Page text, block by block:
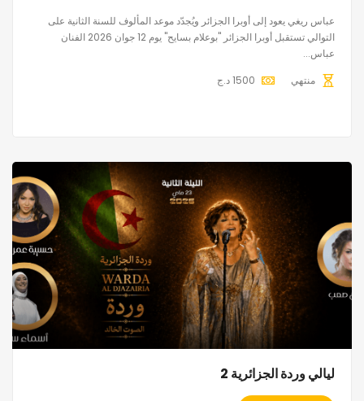
عباس ريغي يعود إلى أوبرا الجزائر ويُجدّد موعد المألوف للسنة الثانية على
التوالي تستقبل أوبرا الجزائر "بوعلام بسايح" يوم 12 جوان 2026 الفنان
عباس...
منتهي
1500د.ج
ليالي وردة الجزائرية 2